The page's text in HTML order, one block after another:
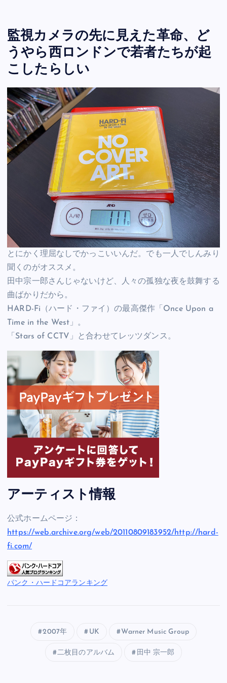
監視カメラの先に見えた革命、ど
うやら西ロンドンで若者たちが起
こしたらしい
とにかく理屈なしでかっこいいんだ。でも一人でしんみり
聞くのがオススメ。
田中宗一郎さんじゃないけど、人々の孤独な夜を鼓舞する
曲ばかりだから。
HARD-Fi（ハード・ファイ）の最高傑作「Once Upon a
Time in the West」。
「Stars of CCTV」と合わせてレッツダンス。
アーティスト情報
公式ホームページ：
https://web.archive.org/web/20110809183952/http://hard-
fi.com/
パンク・ハードコアランキング
2007年 UK Warner Music Group
二枚目のアルバム 田中 宗一郎